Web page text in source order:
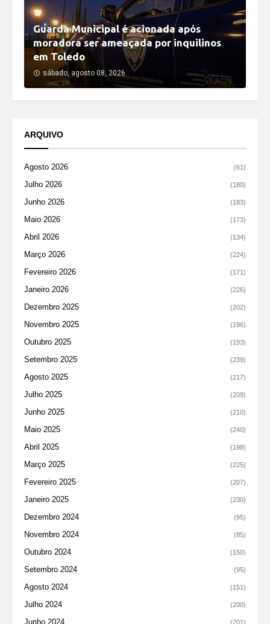
Guarda Municipal é acionada após
moradora ser ameaçada por inquilinos
em Toledo
sábado, agosto 08, 2026
ARQUIVO
Agosto 2026 (61)
Julho 2026 (180)
Junho 2026 (183)
Maio 2026 (173)
Abril 2026 (134)
Março 2026 (224)
Fevereiro 2026 (171)
Janeiro 2026 (226)
Dezembro 2025 (202)
Novembro 2025 (196)
Outubro 2025 (193)
Setembro 2025 (239)
Agosto 2025 (217)
Julho 2025 (209)
Junho 2025 (210)
Maio 2025 (240)
Abril 2025 (198)
Março 2025 (225)
Fevereiro 2025 (207)
Janeiro 2025 (230)
Dezembro 2024 (95)
Novembro 2024 (85)
Outubro 2024 (150)
Setembro 2024 (95)
Agosto 2024 (151)
Julho 2024 (200)
Junho 2024 (201)